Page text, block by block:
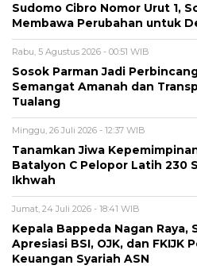
Sudomo Cibro Nomor Urut 1,
Membawa Perubahan untuk
Rabu, 5 Agustus 2026 - 00:51 WIB
Sosok Parman Jadi
Semangat Amanah dan
Tualang
Minggu, 26 Juli 2026 - 12:37 WIB
Tanamkan Jiwa
Batalyon C Pelopor Latih 230
Ikhwah
Jumat, 24 Juli 2026 - 18:41 WIB
Kepala Bappeda Nagan Raya,
Apresiasi BSI, OJK, dan FKIJK
Keuangan Syariah ASN